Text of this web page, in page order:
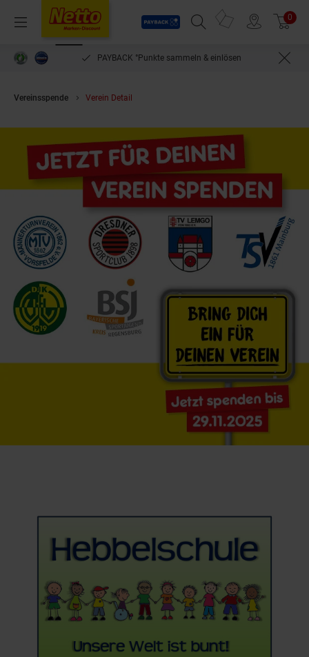
Menü
Payback
Suchfeld einblenden
Prospekte 0
PAYBACK °Punkte sammeln & einlösen
Vereinsspende Verein Detail